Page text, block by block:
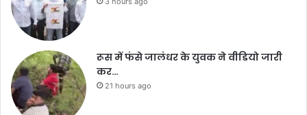
रूस में फंसे जालंधर के युवक ने वीडियो जारी
कर…
21 hours ago